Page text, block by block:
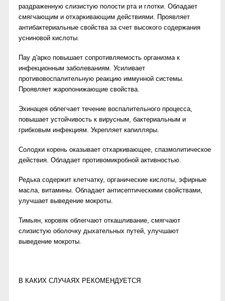
раздраженную слизистую полости рта и глотки. Обладает
смягчающим и отхаркивающим действиями. Проявляет
антибактериальные свойства за счет высокого содержания
усниновой кислоты.
Пау д'арко повышает сопротивляемость организма к
инфекционным заболеваниям. Усиливает
противовоспалительную реакцию иммунной системы.
Проявляет жаропонижающие свойства.
Эхинацея облегчает течение воспалительного процесса,
повышает устойчивость к вирусным, бактериальным и
грибковым инфекциям. Укрепляет капилляры.
Солодки корень оказывает отхаркивающее, спазмолитическое
действия. Обладает противомикробной активностью.
Редька содержит клетчатку, органические кислоты, эфирные
масла, витамины. Обладает антисептическими свойствами,
улучшает выведение мокроты.
Тимьян, коровяк облегчают откашливание, смягчают
слизистую оболочку дыхательных путей, улучшают
выведение мокроты.
В КАКИХ СЛУЧАЯХ РЕКОМЕНДУЕТСЯ